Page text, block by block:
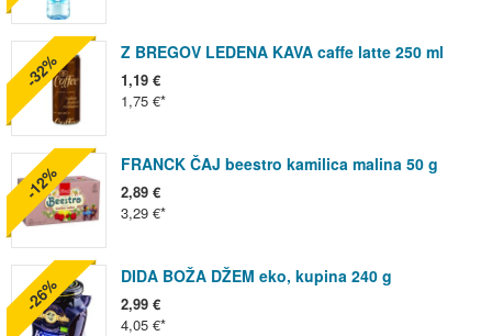
Z BREGOV LEDENA KAVA caffe latte 250 ml
1,19 €
1,75 €
-32%
FRANCK ČAJ beestro kamilica malina 50 g
2,89 €
3,29 €
-12%
DIDA BOŽA DŽEM eko, kupina 240 g
2,99 €
4,05 €
-26%